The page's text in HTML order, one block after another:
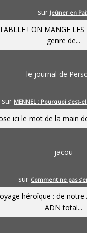
sur Jeûner en
! ON MANGE
genre de...
le journal de
sur MENNEL : Pourquoi s’est-
ici le mot de la main
jacou
sur Comment ne pas
héroîque : de
ADN total...